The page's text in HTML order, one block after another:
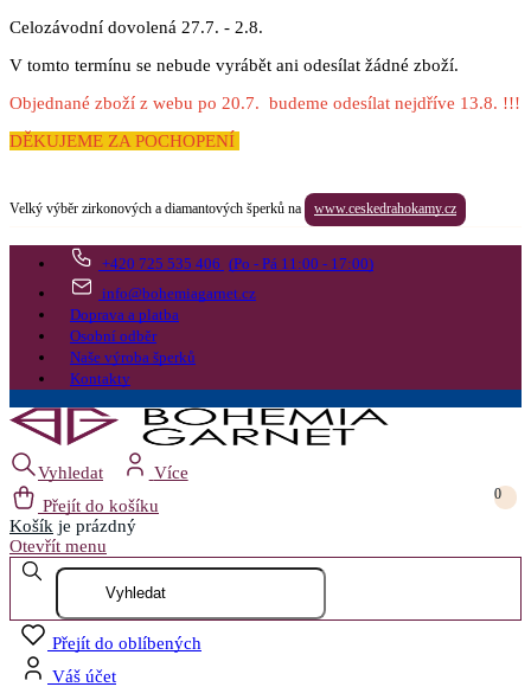
Celozávodní dovolená 27.7. - 2.8.
V tomto termínu se nebude vyrábět ani odesílat žádné zboží.
Objednané zboží z webu po 20.7. budeme odesílat nejdříve 13.8. !!!
DĚKUJEME ZA POCHOPENÍ
Velký výběr zirkonových a diamantových šperků na www.ceskedrahokamy.cz
+420 725 535 406 (Po - Pá 11:00 - 17:00)
info@bohemiagarnet.cz
Doprava a platba
Osobní odběr
Naše výroba šperků
Kontakty
Vyhledat
Více
Přejít do košíku
0
Košík je prázdný
Otevřít menu
Přejít do oblíbených
Váš účet